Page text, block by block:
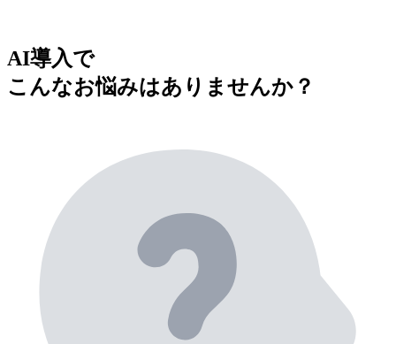
AI導入で
こんなお悩みはありませんか？